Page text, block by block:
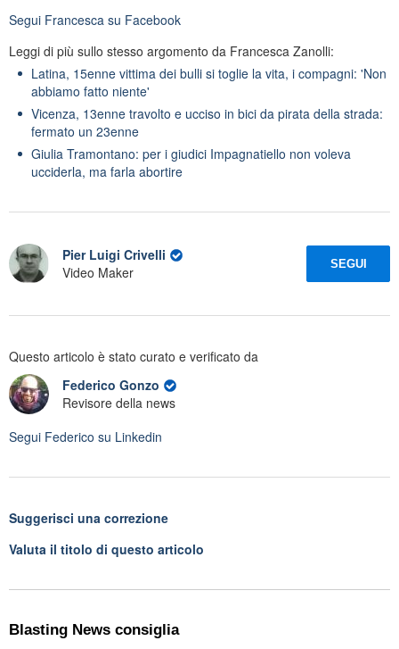
Segui Francesca su Facebook
Leggi di più sullo stesso argomento da Francesca Zanolli:
Latina, 15enne vittima dei bulli si toglie la vita, i compagni: 'Non
abbiamo fatto niente'
Vicenza, 13enne travolto e ucciso in bici da pirata della strada:
fermato un 23enne
Giulia Tramontano: per i giudici Impagnatiello non voleva
ucciderla, ma farla abortire
Pier Luigi Crivelli
Video Maker
SEGUI
Questo articolo è stato curato e verificato da
Federico Gonzo
Revisore della news
Segui Federico su Linkedin
Suggerisci una correzione
Valuta il titolo di questo articolo
Blasting News consiglia